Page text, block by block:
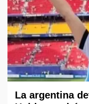
La argentina